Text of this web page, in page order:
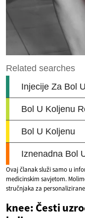
Ovaj članak služi samo u
medicinskim savjetom.
stručnjaka za
knee: Česti